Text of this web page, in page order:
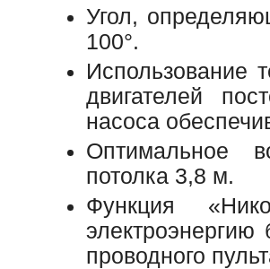
Угол,
100°.
Использование
двигателей
насоса
Оптимальное
потолка 3,8 м.
Функция
проводного